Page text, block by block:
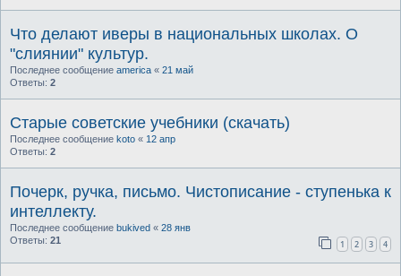
Что делают иверы в национальных школах. О
"слиянии" культур.
Последнее сообщение america « 21 май
Ответы: 2
Старые советские учебники (скачать)
Последнее сообщение koto « 12 апр
Ответы: 2
Почерк, ручка, письмо. Чистописание - ступенька к
интеллекту.
Последнее сообщение bukived « 28 янв
Ответы: 21 1 2 3 4